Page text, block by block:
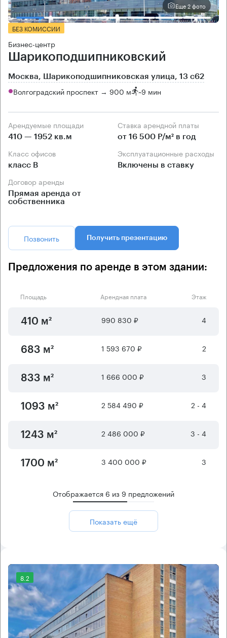
Еще 2 фото
БЕЗ КОМИССИИ
Бизнес-центр
Шарикоподшипниковский
Москва, Шарикоподшипниковская улица, 13 с62
Волгоградский проспект → 900 м ~9 мин
Арендуемые площади
410 — 1952 кв.м
Ставка арендной платы
от 16 500 Р/м² в год
Класс офисов
класс B
Эксплуатационные расходы
Включены в ставку
Договор аренды
Прямая аренда от
собственника
Позвонить Получить презентацию
Предложения по аренде в этом здании:
Площадь Арендная плата Этаж
410 м² 990 830 ₽ 4
683 м² 1 593 670 ₽ 2
833 м² 1 666 000 ₽ 3
1093 м² 2 584 490 ₽ 2 - 4
1243 м² 2 486 000 ₽ 3 - 4
1700 м² 3 400 000 ₽ 3
Отображается 6 из 9 предложений
Показать ещё
8.2